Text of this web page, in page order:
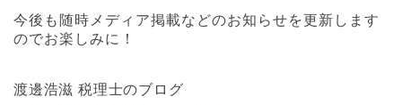
今後も随時メディア掲載などのお知らせを更新します
のでお楽しみに！
渡邊浩滋 税理士のブログ